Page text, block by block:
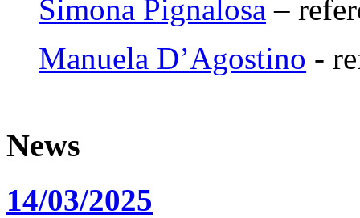
Simona Pignalosa –
Manuela D’Agostino -
News
14/03/2025